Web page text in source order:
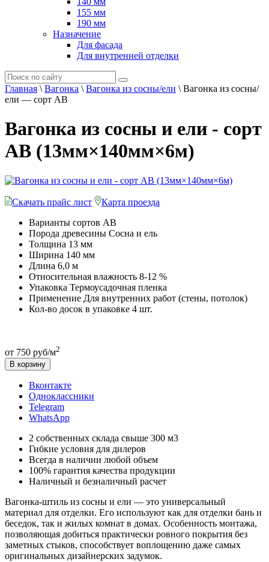
155 мм
190 мм
Назначение
Для фасада
Для внутренней отделки
Главная \ Вагонка \ Вагонка из сосны/ели \ Вагонка из сосны/
ели — сорт AB
Вагонка из сосны и ели - сорт
AB (13мм×140мм×6м)
Скачать прайс лист
Карта проезда
Варианты сортов AB
Порода древесины Сосна и ель
Толщина 13 мм
Ширина 140 мм
Длина 6,0 м
Относительная влажность 8-12 %
Упаковка Термоусадочная пленка
Применение Для внутренних работ (стены, потолок)
Кол-во досок в упаковке 4 шт.
от 750 руб/м2
В корзину
Вконтакте
Одноклассники
Telegram
WhatsApp
2 собственных склада свыше 300 м3
Гибкие условия для дилеров
Всегда в наличии любой объем
100% гарантия качества продукции
Наличный и безналичный расчет
Вагонка-штиль из сосны и ели — это универсальный
материал для отделки. Его используют как для отделки бань и
беседок, так и жилых комнат в домах. Особенность монтажа,
позволяющая добиться практически ровного покрытия без
заметных стыков, способствует воплощению даже самых
оригинальных дизайнерских задумок.